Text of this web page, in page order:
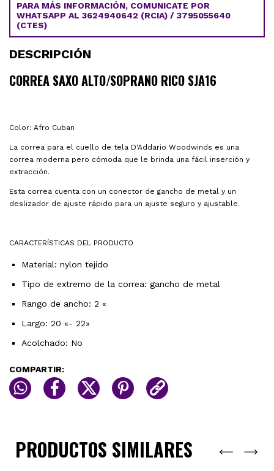
PARA MÁS INFORMACIÓN, COMUNICATE POR
WHATSAPP AL 3624940642 (RCIA) / 3795055640
(CTES)
DESCRIPCIÓN
CORREA SAXO ALTO/SOPRANO RICO SJA16
Color: Afro Cuban
La correa para el cuello de tela D'Addario Woodwinds es una
correa moderna pero cómoda que le brinda una fácil inserción y
extracción.
Esta correa cuenta con un conector de gancho de metal y un
deslizador de ajuste rápido para un ajuste seguro y ajustable.
CARACTERÍSTICAS DEL PRODUCTO
Material: nylon tejido
Tipo de extremo de la correa: gancho de metal
Rango de ancho: 2 «
Largo: 20 «- 22»
Acolchado: No
COMPARTIR:
PRODUCTOS SIMILARES